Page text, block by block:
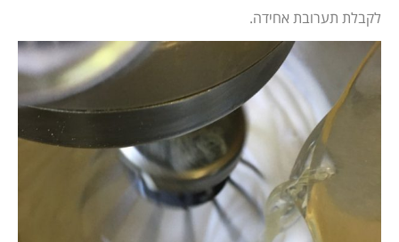
לקבלת תערובת אחידה.